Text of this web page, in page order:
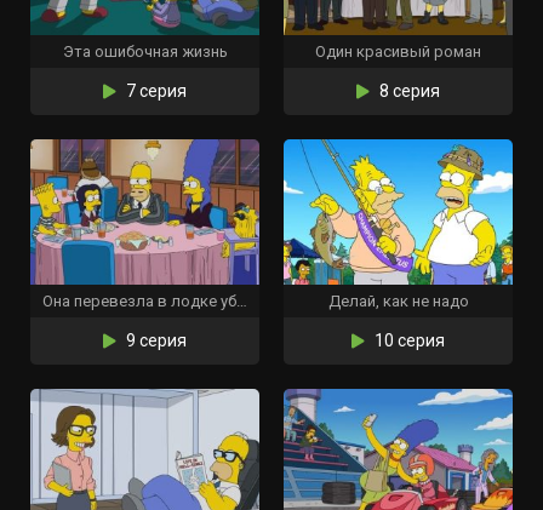
Эта ошибочная жизнь
7 серия
Один красивый роман
8 серия
Она перевезла в лодке убийство
9 серия
Делай, как не надо
10 серия